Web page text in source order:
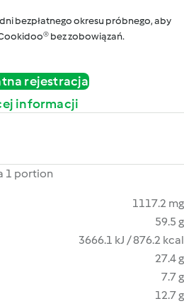
bezpłatnego okresu próbnego, aby
bez zobowiązań.
rejestracja
informacji
1 portion
1117.2 mg
59.5 g
3666.1 kJ / 876.2 kcal
27.4 g
7.7 g
12.7 g